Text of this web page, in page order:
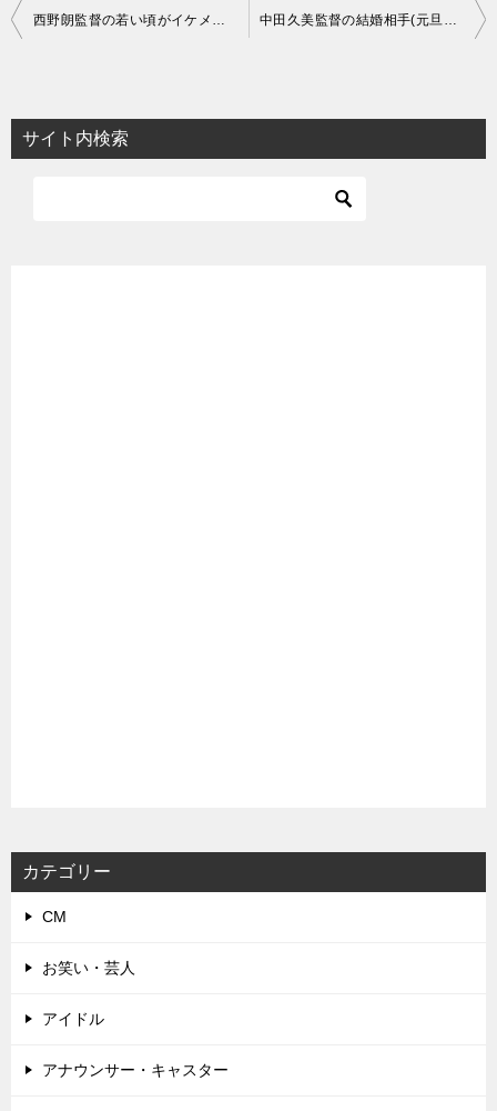
投
ビ
ゲ
西野朗監督の若い頃がイケメン！モテ伝説がすごいが現在はかつら？画像 中田久美監督の結婚相手(元旦那)と子供は？離婚理由は過激な写真集？
サイト内検索
カテゴリー
CM
お笑い・芸人
アイドル
アナウンサー・キャスター